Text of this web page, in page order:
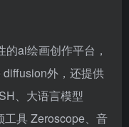
ai绘画创作平台，
外，还提供
、大语言模型
工具 Zeroscope、音